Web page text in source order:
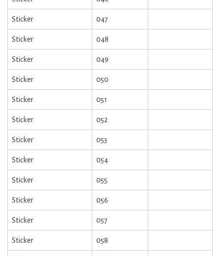
Sticker 047
Sticker 048
Sticker 049
Sticker 050
Sticker 051
Sticker 052
Sticker 053
Sticker 054
Sticker 055
Sticker 056
Sticker 057
Sticker 058